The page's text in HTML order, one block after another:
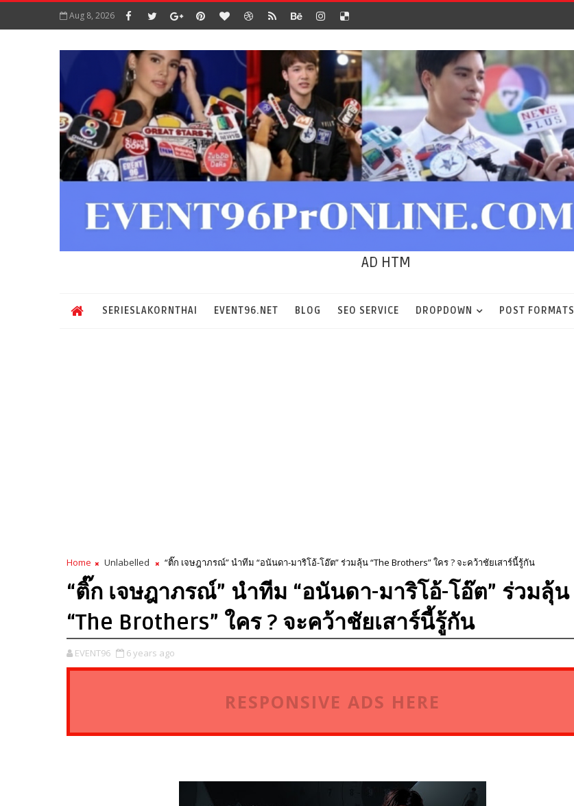
Aug 8, 2026
AD HTM
SERIESLAKORNTHAI EVENT96.NET BLOG SEO SERVICE DROPDOWN POST FORMATS
Home Unlabelled “ติ๊ก เจษฎาภรณ์” นำทีม “อนันดา-มาริโอ้-โอ๊ต” ร่วมลุ้น “The Brothers” ใคร ? จะคว้าชัยเสาร์นี้รู้กัน
“ติ๊ก เจษฎาภรณ์” นำทีม “อนันดา-มาริโอ้-โอ๊ต” ร่วมลุ้น
“The Brothers” ใคร ? จะคว้าชัยเสาร์นี้รู้กัน
EVENT96 6 years ago
RESPONSIVE ADS HERE